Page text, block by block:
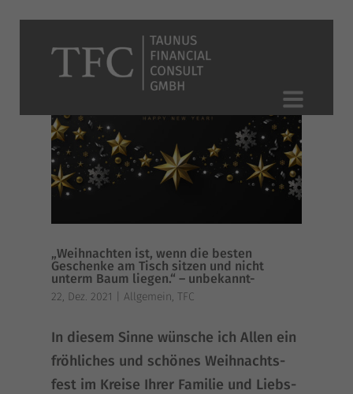
„Weihnachten ist, wenn die besten
Geschenke am Tisch sitzen und nicht
unterm Baum liegen.“ – unbekannt-
22, Dez. 2021 Allgemein, TFC
In die­sem Sin­ne wün­sche ich Allen ein
fröh­li­ches und schö­nes Weih­nachts­
fest im Krei­se Ihrer Fami­lie und Liebs­